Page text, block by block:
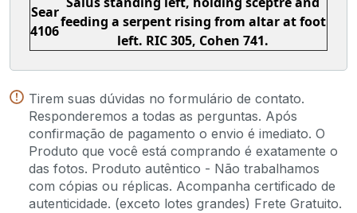
Sear
4106
feeding a serpent rising from altar at foot
left. RIC 305, Cohen 741.
Tirem suas dúvidas no formulário de contato.
Responderemos a todas as perguntas. Após
confirmação de pagamento o envio é imediato. O
Produto que você está comprando é exatamente o
das fotos. Produto autêntico - Não trabalhamos
com cópias ou réplicas. Acompanha certificado de
autenticidade. (exceto lotes grandes) Frete Gratuito.